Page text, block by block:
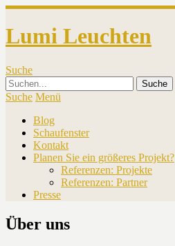
Lumi Leuchten
Suche
Suche Menü
Blog
Schaufenster
Kontakt
Planen Sie ein größeres Projekt?
Referenzen: Projekte
Referenzen: Partner
Presse
Über uns